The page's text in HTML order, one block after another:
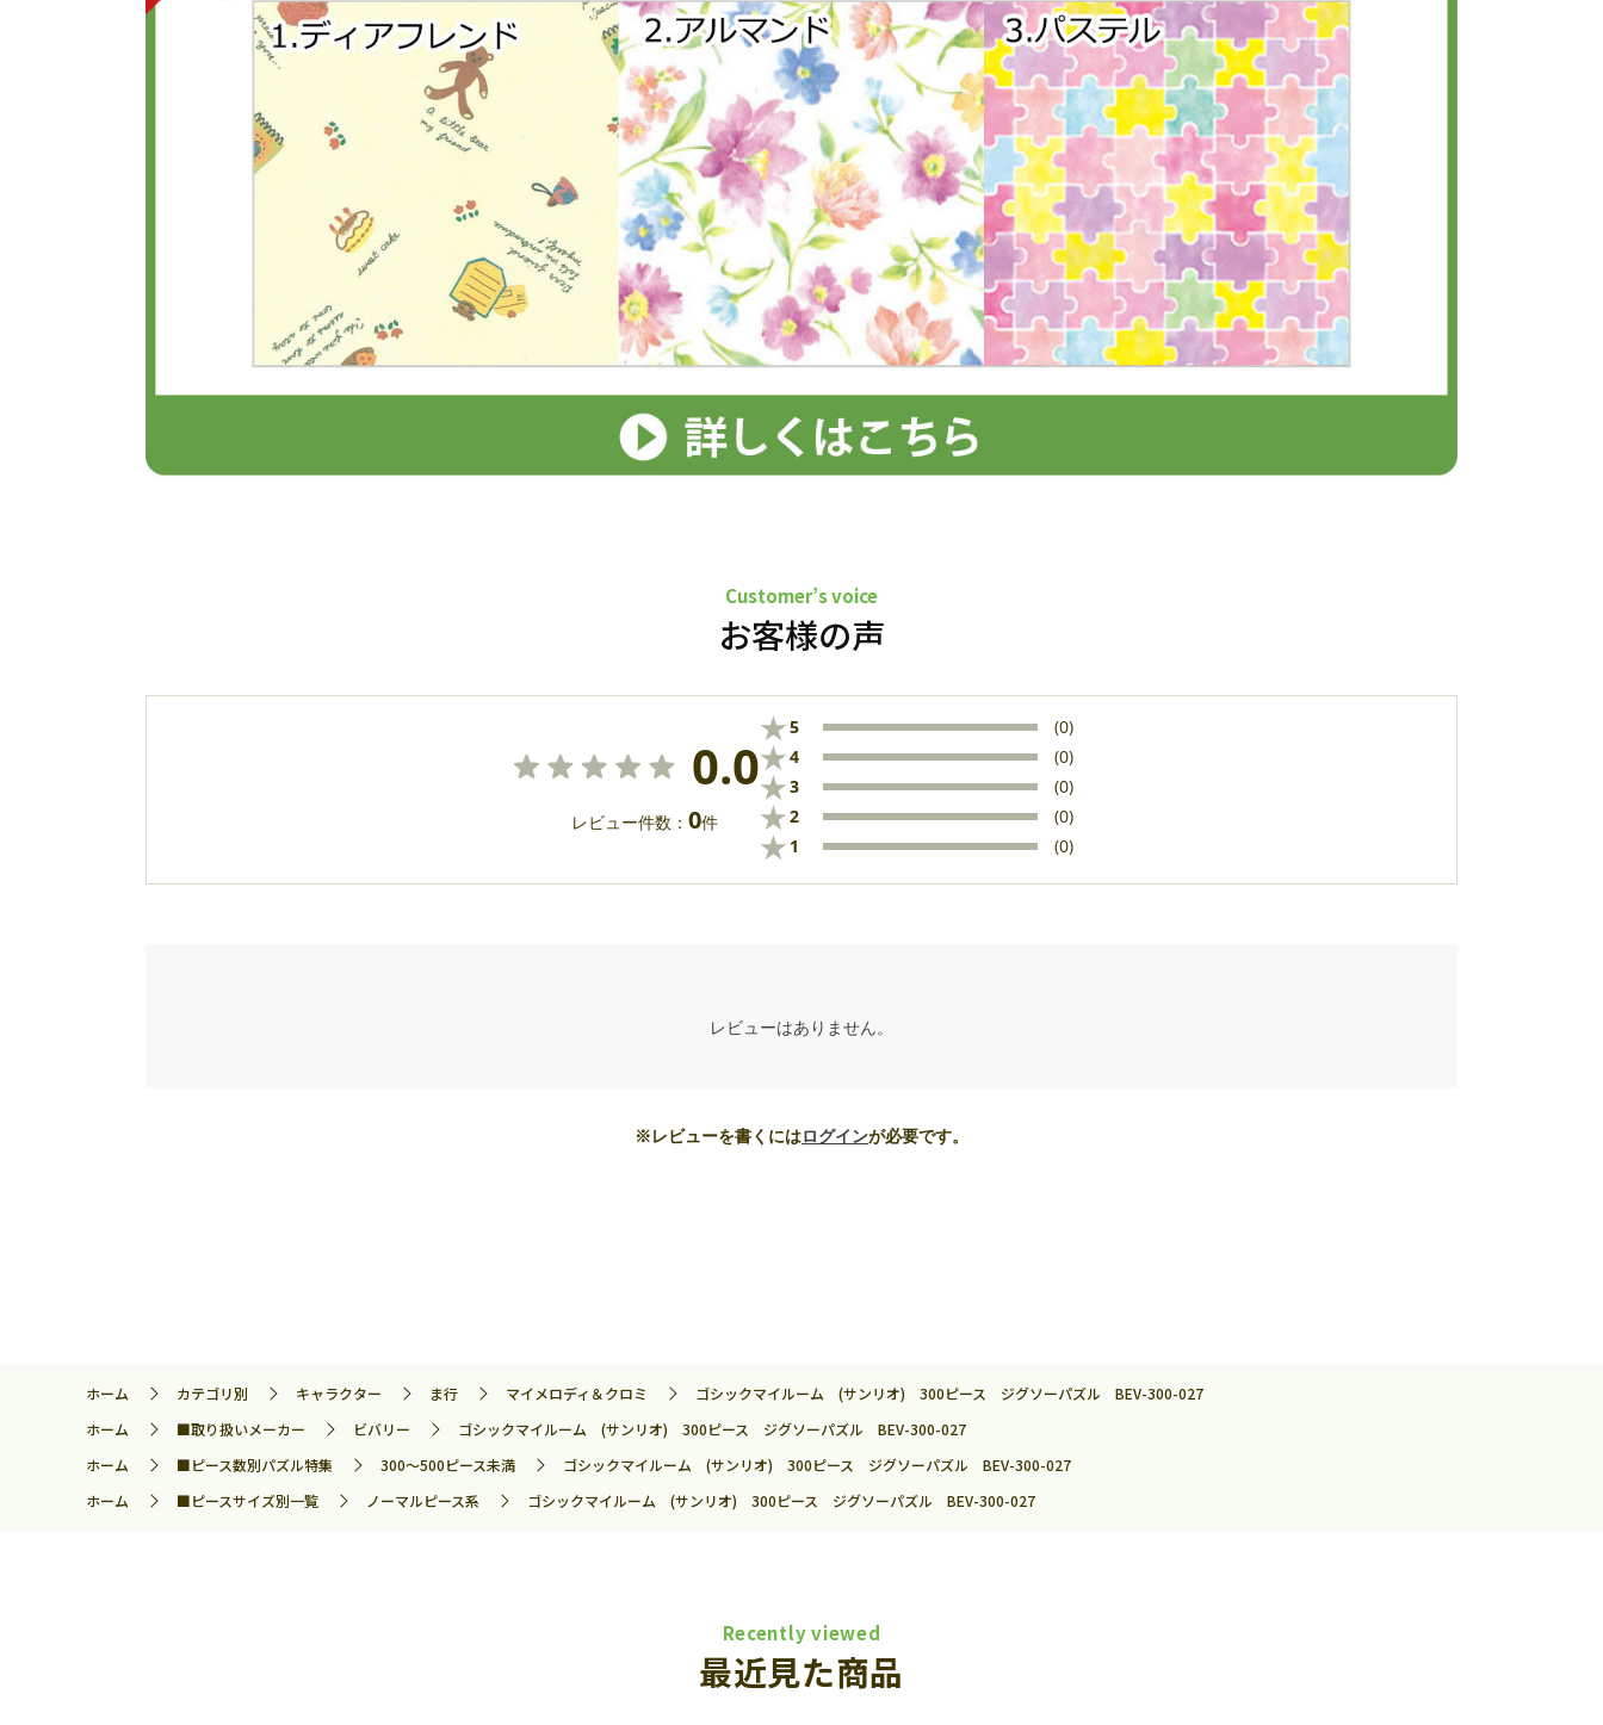
Customer’s voice
お客様の声
0.0
レビュー件数： 0件
★5 (0)
★4 (0)
★3 (0)
★2 (0)
★ 1 (0)
レビューはありません。
※レビューを書くにはログインが必要です。
ホーム カテゴリ別 キャラクター ま行 マイメロディ＆クロミ
ゴシックマイルーム (サンリオ) 300ピース ジグソーパズル BEV-300-027
ホーム
■取り扱いメーカー ビバリー
ゴシックマイルーム (サンリオ) 300ピース ジグソーパズル BEV-300-027
ホーム
■ピース数別パズル特集 300～500ピース未満
ゴシックマイルーム (サンリオ) 300ピース ジグソーパズル BEV-300-027
ホーム
■ピースサイズ別一覧 ノーマルピース系 ゴシックマイルーム (サンリオ) 300ピース ジグソーパズル BEV-300-027
Recently viewed
最近見た商品